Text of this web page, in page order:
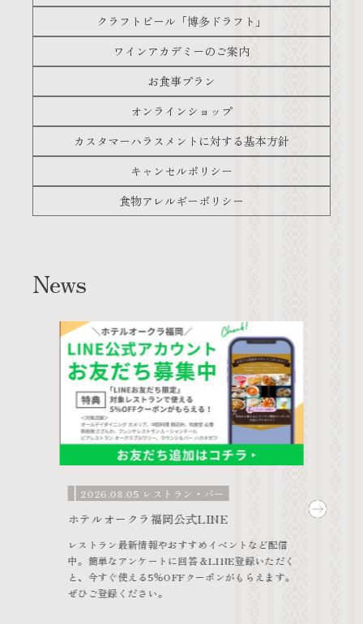
クラフトビール「博多ドラフト」
ワインアカデミーのご案内
お食事プラン
オンラインショップ
カスタマーハラスメントに対する基本方針
キャンセルポリシー
食物アレルギーポリシー
News
2026.08.05 レストラン・バー
ホテルオークラ福岡公式LINE
レストラン最新情報やおすすめイベントなど配信
中。簡単なアンケートに回答＆LINE登録いただく
と、今すぐ使える5％OFFクーポンがもらえます。
ぜひご登録ください。